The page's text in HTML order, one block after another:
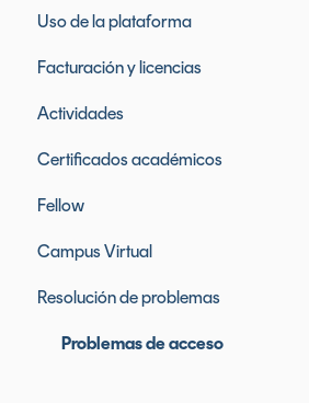
Uso de la plataforma
Mi perfil y datos personales
Mensajes
Mis notas
Eventos
Clases, contenidos y materiales
Facturación y licencias
Licencias de Founderz
Licencias de herramientas incluidas
Facturación y pagos
Actividades
Certificados académicos
Fellow
Campus Virtual
Resolución de problemas
Problemas de acceso